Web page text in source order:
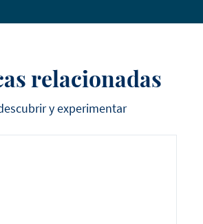
relacionadas
y experimentar